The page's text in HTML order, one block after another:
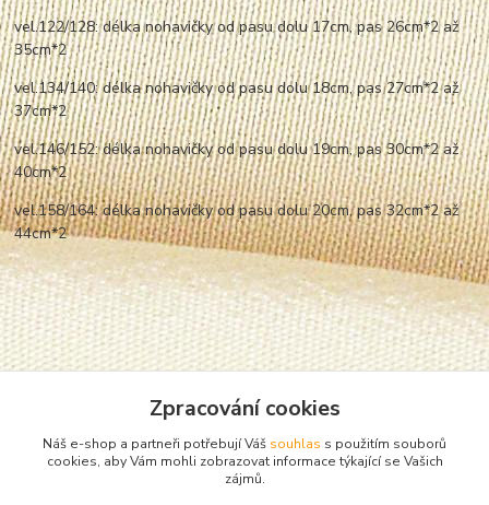
vel.122/128: délka nohavičky od pasu dolu 17cm, pas 26cm*2 až
35cm*2
vel.134/140: délka nohavičky od pasu dolu 18cm, pas 27cm*2 až
37cm*2
vel.146/152: délka nohavičky od pasu dolu 19cm, pas 30cm*2 až
40cm*2
vel.158/164: délka nohavičky od pasu dolu 20cm, pas 32cm*2 až
44cm*2
Zpracování cookies
Náš e-shop a partneři potřebují Váš souhlas s použitím souborů
cookies, aby Vám mohli zobrazovat informace týkající se Vašich
zájmů.